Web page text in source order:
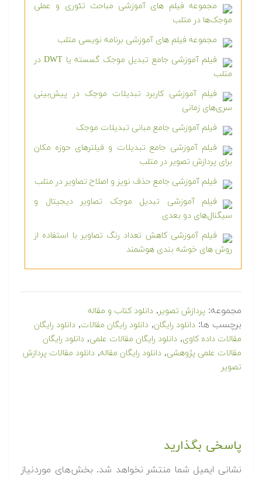
مجموعه فیلم های آموزشی مباحث تئوری و عملی
موجک‌ها در متلب
مجموعه فیلم های آموزشی برنامه نویسی متلب
فیلم آموزشی جامع تبدیل موجک گسسته یا DWT در
متلب
فیلم آموزشی کاربرد تبدیلات موجک در پیش‌بینی
سری‌های زمانی
فیلم آموزشی جامع مبانی تبدیلات موجک
فیلم آموزشی جامع تبدیلات و فیلترهای حوزه مکان
برای پردازش تصویر در متلب
فیلم آموزشی جامع حذف نویز و اصلاح تصاویر در متلب
فیلم آموزشی تبدیل موجک تصاویر دیجیتال و
سیگنال‌های دو بعدی
فیلم آموزشی کاهش تعداد رنگ تصاویر با استفاده از
روش های خوشه بندی هوشمند
مجموعه: پردازش تصویر, دانلود کتاب و مقاله
برچسب ها: دانلود رایگان, دانلود رایگان مقالات, دانلود رایگان
مقالات داده کاوی, دانلود رایگان مقالات علمی, دانلود رایگان
مقالات علمی پژوهشی, دانلود رایگان مقاله, دانلود مقالات پردازش
تصوير
پاسخی بگذارید
نشانی ایمیل شما منتشر نخواهد شد. بخش‌های موردنیاز